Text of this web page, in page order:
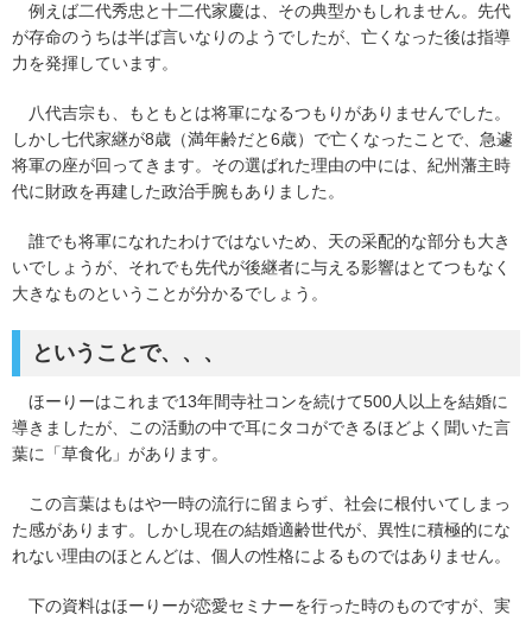
例えば二代秀忠と十二代家慶は、その典型かもしれません。先代
が存命のうちは半ば言いなりのようでしたが、亡くなった後は指導
力を発揮しています。
八代吉宗も、もともとは将軍になるつもりがありませんでした。
しかし七代家継が8歳（満年齢だと6歳）で亡くなったことで、急遽
将軍の座が回ってきます。その選ばれた理由の中には、紀州藩主時
代に財政を再建した政治手腕もありました。
誰でも将軍になれたわけではないため、天の采配的な部分も大き
いでしょうが、それでも先代が後継者に与える影響はとてつもなく
大きなものということが分かるでしょう。
ということで、、、
ほーりーはこれまで13年間寺社コンを続けて500人以上を結婚に
導きましたが、この活動の中で耳にタコができるほどよく聞いた言
葉に「草食化」があります。
この言葉はもはや一時の流行に留まらず、社会に根付いてしまっ
た感があります。しかし現在の結婚適齢世代が、異性に積極的にな
れない理由のほとんどは、個人の性格によるものではありません。
下の資料はほーりーが恋愛セミナーを行った時のものですが、実